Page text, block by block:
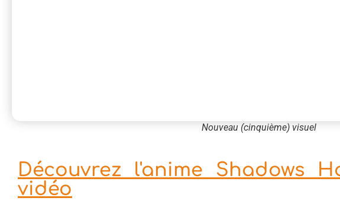
Nouveau (cinquième) visuel
Découvrez l'anime Shadows
vidéo